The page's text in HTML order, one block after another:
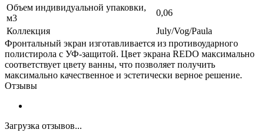
Объем индивидуальной упаковки,
м3
0,06
Коллекция
July/Vog/Paula
Фронтальный экран изготавливается из противоударного
полистирола с УФ-защитой. Цвет экрана REDO максимально
соответствует цвету ванны, что позволяет получить
максимально качественное и эстетически верное решение.
Отзывы
Загрузка отзывов...